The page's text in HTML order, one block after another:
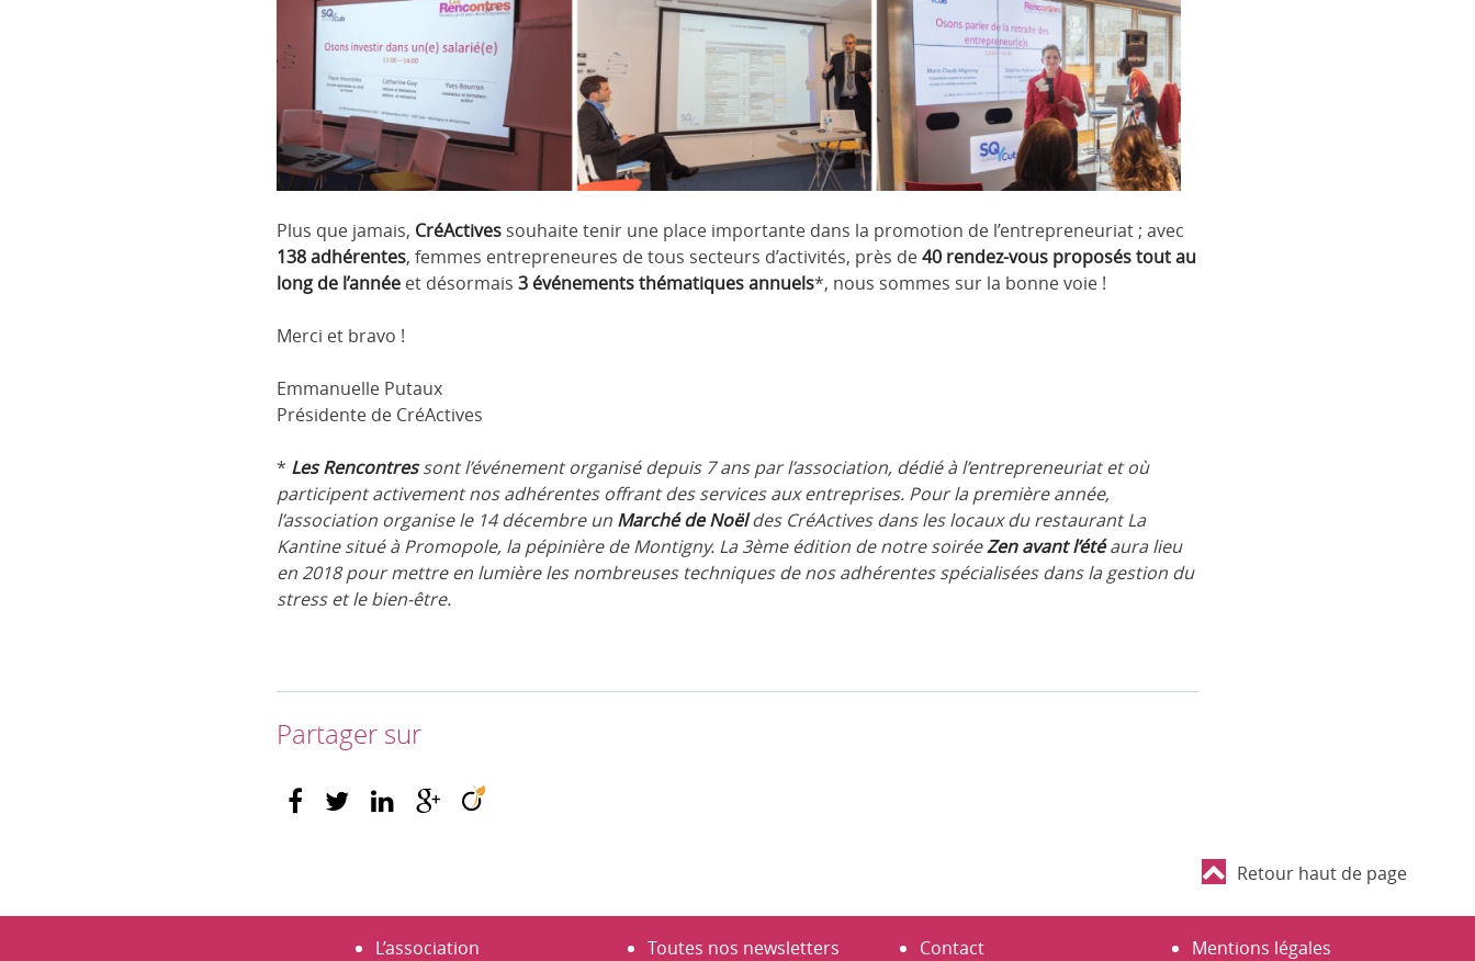
Plus que jamais, CréActives souhaite tenir une place importante dans la promotion de l’entrepreneuriat ; avec
138 adhérentes, femmes entrepreneures de tous secteurs d’activités, près de40 rendez-vous proposés tout au
long de l’année et désormais 3 événements thématiques annuels*, nous sommes sur la bonne voie !
Merci et bravo !
Emmanuelle Putaux
Présidente de CréActives
* Les Rencontressont l’événement organisé depuis 7 ans par l’association, dédié à l’entrepreneuriat et où
participent activement nos adhérentes offrant des services aux entreprises. Pour la première année,
l’association organise le 14 décembre un Marché de Noëldes CréActives dans les locaux du restaurant La
Kantine situé à Promopole, la pépinière de Montigny. La 3ème édition de notre soiréeZen avant l’étéaura lieu
en 2018 pour mettre en lumière les nombreuses techniques de nos adhérentes spécialisées dans la gestion du
stress et le bien-être.
Partager sur
Retour haut de page
L’association Toutes nos newsletters Contact Mentions légales